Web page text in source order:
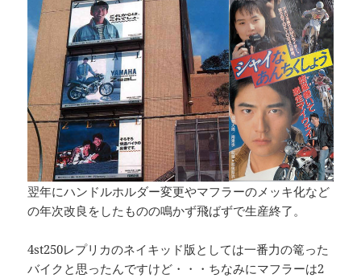
翌年にハンドルホルダー変更やマフラーのメッキ化など
の年次改良をしたものの鳴かず飛ばずで生産終了。
4st250レプリカのネイキッド版としては一番力の篭った
バイクと思ったんですけど・・・ちなみにマフラーは2